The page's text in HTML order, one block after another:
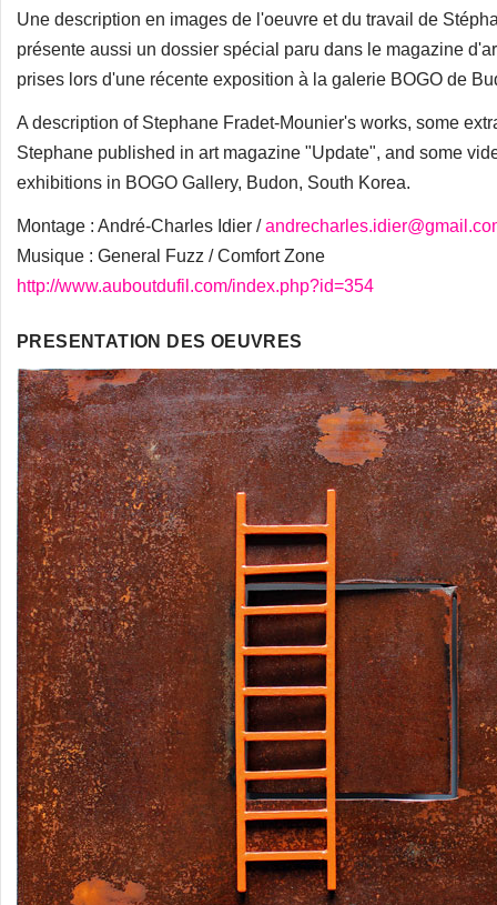
Une description en images de l'oeuvre et du travail de
présente aussi un dossier spécial paru dans le magazine
prises lors d'une récente exposition à la galerie BOGO de
A description of Stephane Fradet-Mounier's works, some
Stephane published in art magazine "Update", and some
exhibitions in BOGO Gallery, Budon, South Korea.
Montage : André-Charles Idier /
Musique : General Fuzz / Comfort Zone
http://www.auboutdufil.com/index.php?id=354
PRESENTATION DES OEUVRES